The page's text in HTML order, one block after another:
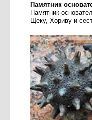
Памятник
Памятник
Щеку, Хориву и